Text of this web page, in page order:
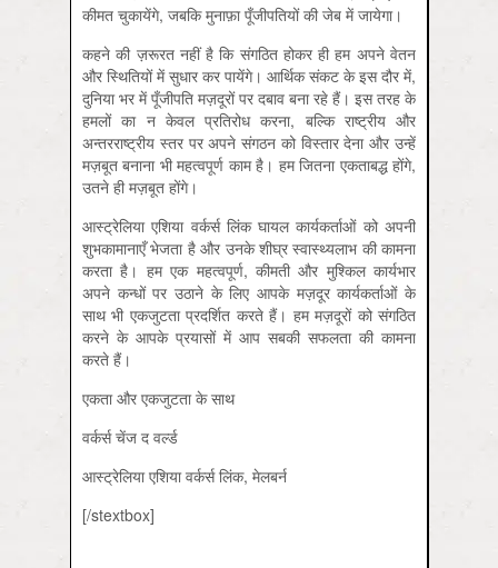
कीमत चुकायेंगे, जबकि मुनाफ़ा पूँजीपतियों की जेब में जायेगा।
कहने की ज़रूरत नहीं है कि संगठित होकर ही हम अपने वेतन
और स्थितियों में सुधार कर पायेंगे। आर्थिक संकट के इस दौर में,
दुनिया भर में पूँजीपति मज़दूरों पर दबाव बना रहे हैं। इस तरह के
हमलों का न केवल प्रतिरोध करना, बल्कि राष्ट्रीय और
अन्तरराष्ट्रीय स्तर पर अपने संगठन को विस्तार देना और उन्हें
मज़बूत बनाना भी महत्वपूर्ण काम है। हम जितना एकताबद्ध होंगे,
उतने ही मज़बूत होंगे।
आस्ट्रेलिया एशिया वर्कर्स लिंक घायल कार्यकर्ताओं को अपनी
शुभकामानाएँ भेजता है और उनके शीघ्र स्वास्थ्यलाभ की कामना
करता है। हम एक महत्वपूर्ण, कीमती और मुश्किल कार्यभार
अपने कन्धों पर उठाने के लिए आपके मज़दूर कार्यकर्ताओं के
साथ भी एकजुटता प्रदर्शित करते हैं। हम मज़दूरों को संगठित
करने के आपके प्रयासों में आप सबकी सफलता की कामना
करते हैं।
एकता और एकजुटता के साथ
वर्कर्स चेंज द वर्ल्ड
आस्ट्रेलिया एशिया वर्कर्स लिंक, मेलबर्न
[/stextbox]